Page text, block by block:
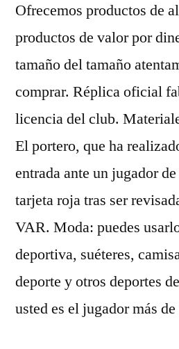
Ofrecemos productos de
productos de valor por
tamaño del tamaño
comprar. Réplica oficial
licencia del club.
El portero, que ha
entrada ante un jugador
tarjeta roja tras ser
VAR. Moda: puedes
deportiva, suéteres,
deporte y otros deportes
usted es el jugador más